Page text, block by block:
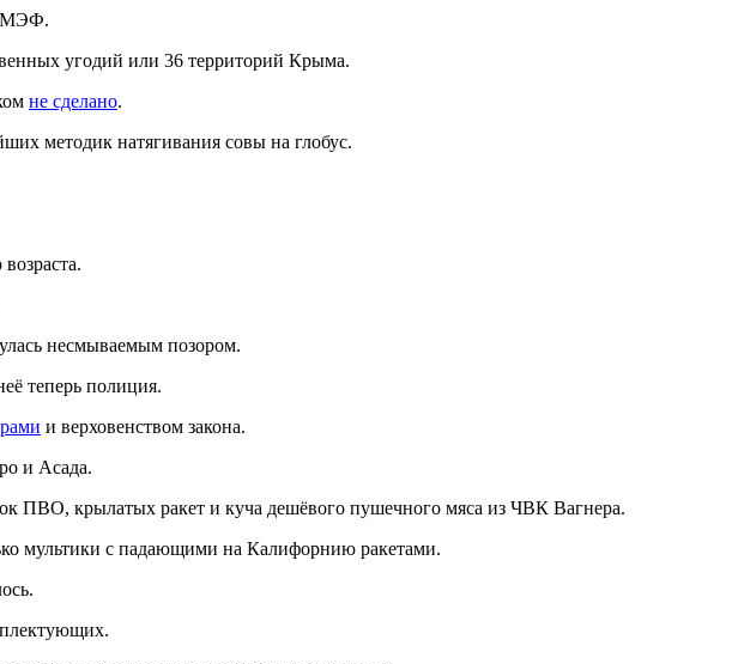
угодий или 36 территорий Крыма.
не сделано.
методик натягивания совы на глобус.
несмываемым позором.
теперь полиция.
и верховенством закона.
и Асада.
ПВО, крылатых ракет и куча дешёвого пушечного мяса из ЧВК Вагнера.
мультики с падающими на Калифорнию ракетами.